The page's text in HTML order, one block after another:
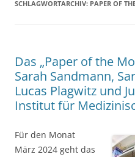
SCHLAGWORTARCHIV: PAPER OF
Das „Paper of the
Sarah Sandmann,
Lucas Plagwitz und
Institut für
Für den Monat
März 2024 geht das